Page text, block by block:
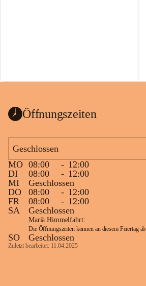
können ab 1. September wieder heimische
Vielfalt in Gärten bringen und zugleich
Wie wichtig Hecken sind zeigt das
österreichweite Forschungsprojekt
„Heckenleben“ des Vereins Regionale
Gehölzvermehrung. Die Untersuchungen
machen deutlich, dass Bestäuber auf ein
möglichst durchgehendes
Nahrungsangebot angewiesen sind.
Heimische Hecken können
Versorgungslücken schließen, weil
unterschiedliche Gehölzarten zu
Öffnungszeiten
Geschlossen
MO 08:00 - 12:00
DI
08:00 - 12:00
MI
Geschlossen
DO
08:00 - 12:00
FR
08:00 - 12:00
SA
Geschlossen
Mariä Himmelfahrt:
Die Öffnungszeiten können an diesem Feiertag
SO Geschlossen
Zuletzt bearbeitet: 11.04.2025